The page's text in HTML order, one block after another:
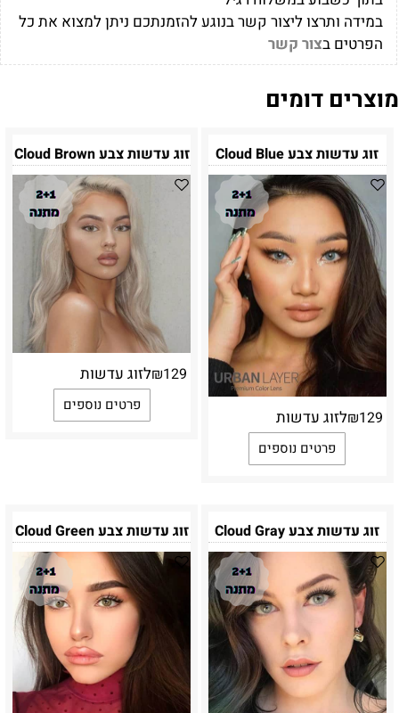
במידה ותרצו ליצור קשר בנוגע להזמנתכם ניתן למצוא את כל
הפרטים בצור קשר
מוצרים דומים
זוג עדשות צבע Cloud Blue
₪129 לזוג עדשות
פרטים נוספים
זוג עדשות צבע Cloud Brown
₪129 לזוג עדשות
פרטים נוספים
זוג עדשות צבע Cloud Gray זוג עדשות צבע Cloud Green